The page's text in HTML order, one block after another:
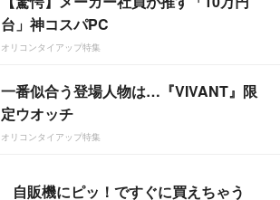
台」神コスパPC
オリコンタイアップ特集
一番似合う登場人物は…『VIVANT』限
定ウオッチ
オリコンタイアップ特集
自販機にピッ！ですぐに買えちゃう